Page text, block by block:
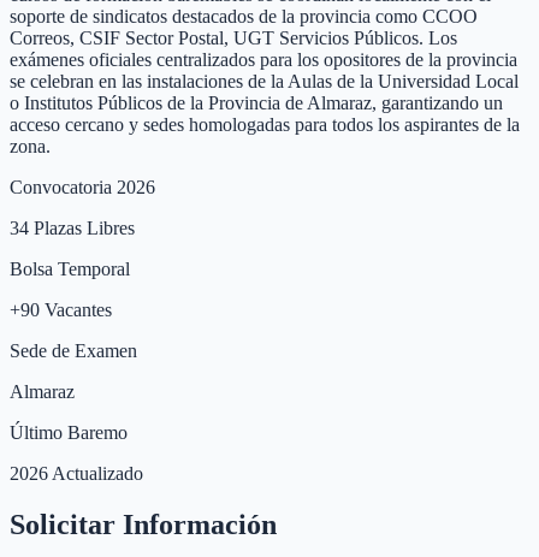
soporte de sindicatos destacados de la provincia como CCOO
Correos, CSIF Sector Postal, UGT Servicios Públicos. Los
exámenes oficiales centralizados para los opositores de la provincia
se celebran en las instalaciones de la Aulas de la Universidad Local
o Institutos Públicos de la Provincia de Almaraz, garantizando un
acceso cercano y sedes homologadas para todos los aspirantes de la
zona.
Convocatoria 2026
34 Plazas Libres
Bolsa Temporal
+90 Vacantes
Sede de Examen
Almaraz
Último Baremo
2026 Actualizado
Solicitar Información